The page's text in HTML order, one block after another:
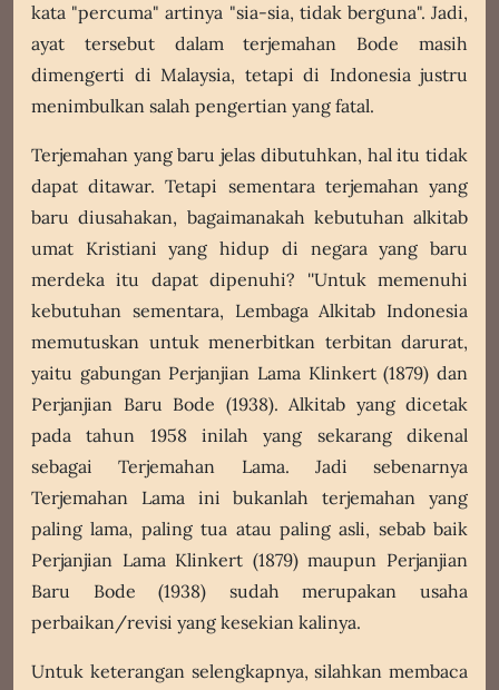
kata "percuma" artinya "sia-sia, tidak berguna". Jadi,
ayat tersebut dalam terjemahan Bode masih
dimengerti di Malaysia, tetapi di Indonesia justru
menimbulkan salah pengertian yang fatal.
Terjemahan yang baru jelas dibutuhkan, hal itu tidak
dapat ditawar. Tetapi sementara terjemahan yang
baru diusahakan, bagaimanakah kebutuhan alkitab
umat Kristiani yang hidup di negara yang baru
merdeka itu dapat dipenuhi? ''Untuk memenuhi
kebutuhan sementara, Lembaga Alkitab Indonesia
memutuskan untuk menerbitkan terbitan darurat,
yaitu gabungan Perjanjian Lama Klinkert (1879) dan
Perjanjian Baru Bode (1938). Alkitab yang dicetak
pada tahun 1958 inilah yang sekarang dikenal
sebagai Terjemahan Lama. Jadi sebenarnya
Terjemahan Lama ini bukanlah terjemahan yang
paling lama, paling tua atau paling asli, sebab baik
Perjanjian Lama Klinkert (1879) maupun Perjanjian
Baru Bode (1938) sudah merupakan usaha
perbaikan/revisi yang kesekian kalinya.
Untuk keterangan selengkapnya, silahkan membaca